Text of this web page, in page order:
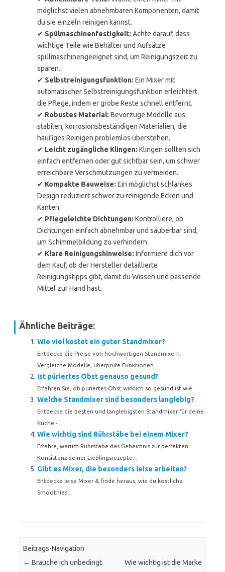
möglichst vielen abnehmbaren Komponenten, damit
du sie einzeln reinigen kannst.
✔ Spülmaschinenfestigkeit: Achte darauf, dass
wichtige Teile wie Behälter und Aufsätze
spülmaschinengeeignet sind, um Reinigungszeit zu
sparen.
✔ Selbstreinigungsfunktion: Ein Mixer mit
automatischer Selbstreinigungsfunktion erleichtert
die Pflege, indem er grobe Reste schnell entfernt.
✔ Robustes Material: Bevorzuge Modelle aus
stabilen, korrosionsbeständigen Materialien, die
häufiges Reinigen problemlos überstehen.
✔ Leicht zugängliche Klingen: Klingen sollten sich
einfach entfernen oder gut sichtbar sein, um schwer
erreichbare Verschmutzungen zu vermeiden.
✔ Kompakte Bauweise: Ein möglichst schlankes
Design reduziert schwer zu reinigende Ecken und
Kanten.
✔ Pflegeleichte Dichtungen: Kontrolliere, ob
Dichtungen einfach abnehmbar und säuberbar sind,
um Schimmelbildung zu verhindern.
✔ Klare Reinigungshinweise: Informiere dich vor
dem Kauf, ob der Hersteller detaillierte
Reinigungstipps gibt, damit du Wissen und passende
Mittel zur Hand hast.
Ähnliche Beiträge:
Wie viel kostet ein guter Standmixer?
Entdecke die Preise von hochwertigen Standmixern:
Vergleiche Modelle, überprüfe Funktionen...
Ist püriertes Obst genauso gesund?
Erfahren Sie, ob püriertes Obst wirklich so gesund ist wie...
Welche Standmixer sind besonders langlebig?
Entdecke die besten und langlebigsten Standmixer für deine
Küche -...
Wie wichtig sind Rührstäbe bei einem Mixer?
Erfahre, warum Rührstäbe das Geheimnis zur perfekten
Konsistenz deiner Lieblingsrezepte...
Gibt es Mixer, die besonders leise arbeiten?
Entdecke leise Mixer & finde heraus, wie du köstliche
Smoothies...
Beitrags-Navigation
← Brauche ich unbedingt
Wie wichtig ist die Marke